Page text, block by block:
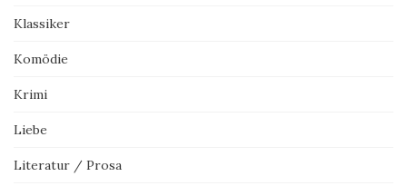
Klassiker
Komödie
Krimi
Liebe
Literatur / Prosa